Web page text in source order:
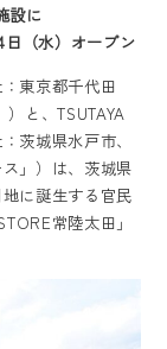
設に
日（水）オープン
東京都千代田
と、TSUTAYA
茨城県水戸市、
」）は、茨城県
に誕生する官民
常陸太田」